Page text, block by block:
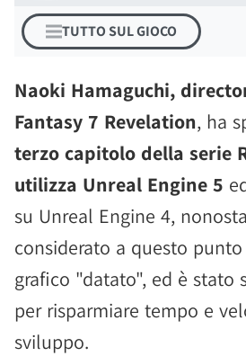
TUTTO SUL GIOCO
Naoki Hamaguchi,
Fantasy 7 Revelation, ha
terzo capitolo della serie
utilizza Unreal Engine 5
su Unreal Engine 4,
considerato a questo
grafico "datato", ed è stato
per risparmiare tempo e
sviluppo.